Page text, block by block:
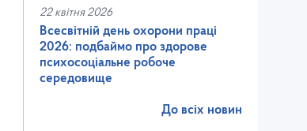
22 квітня 2026
Всесвітній день охорони праці
2026: подбаймо про здорове
психосоціальне робоче
середовище
До всіх новин